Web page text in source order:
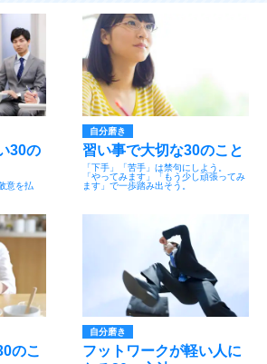
30の
意を払
自分磨き
習い事で大切な30のこと
「下手」「苦手」は禁句にしよう。
「やってみます」「もう少し頑張ってみ
ます」で一歩踏み出そう。
のこ
自分磨き
フットワークが軽い人に